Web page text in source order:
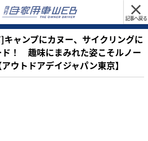
記事へ戻る
ャンプにカヌー、サイクリングに
ド！ 趣味にまみれた姿こそルノー
ウトドアデイジャパン東京】